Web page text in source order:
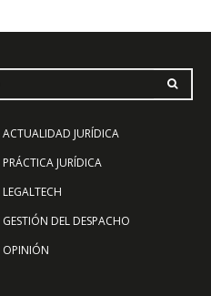
ACTUALIDAD JURÍDICA
PRÁCTICA JURÍDICA
LEGALTECH
GESTIÓN DEL DESPACHO
OPINIÓN